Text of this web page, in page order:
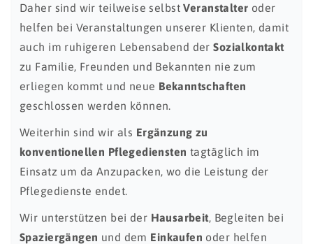
Daher sind wir teilweise selbstVeranstalter oder
helfen bei Veranstaltungen unserer Klienten, damit
auch im ruhigeren Lebensabend derSozialkontakt
zu Familie, Freunden und Bekannten nie zum
erliegen kommt und neue Bekanntschaften
geschlossen werden können.
Weiterhin sind wir als Ergänzung zu
konventionellen Pflegediensten tagtäglich im
Einsatz um da Anzupacken, wo die Leistung der
Pflegedienste endet.
Wir unterstützen bei der Hausarbeit, Begleiten bei
Spaziergängen und dem Einkaufen oder helfen